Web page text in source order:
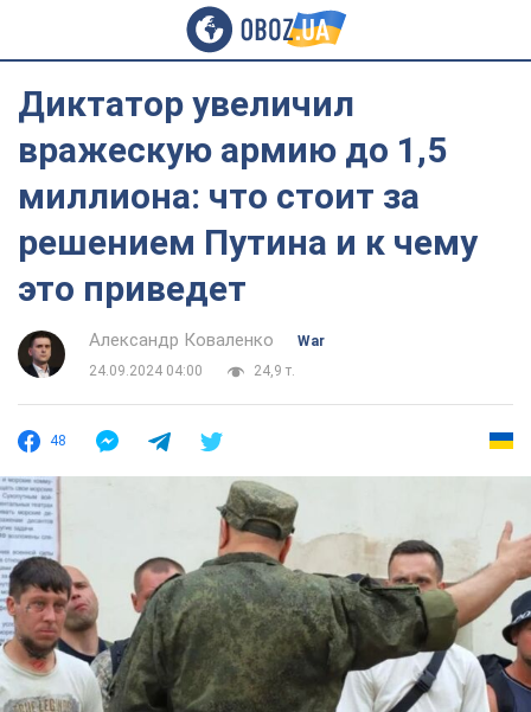
Диктатор увеличил
вражескую армию до 1,5
миллиона: что стоит за
решением Путина и к чему
это приведет
Александр Коваленко
War
24.09.2024 04:00
24,9 т.
48